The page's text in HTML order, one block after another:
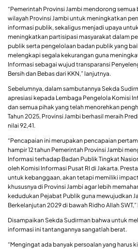
“Pemerintah Provinsi Jambi mendorong
wilayah Provinsi Jambi untuk meningkatkan
informasi publik, sekaligus menjadi upaya
meningkatkan partisipasi masyarakat dalam
publik serta pengelolaan badan publik yang
melengkapi segala kekurangan guna
Informasi sebagai wujud transparansi
Bersih dan Bebas dari KKN,” lanjutnya.
Sebelumnya, dalam sambutannya Sekda
apresiasi kepada Lembaga Pengelola Komisi
dan semua pihak yang telah menorehkan
Tahun 2025, Provinsi Jambi berhasil meraih
nilai 92,41.
“Pencapaian ini merupakan pencapaian
hampir 12 tahun Pemerintah Provinsi Jambi
Informasi terhadap Badan Publik Tingkat
oleh Komisi Informasi Pusat RI di Jakarta.
untuk kebanggaan, akan tetapi memiliki
khususnya di Provinsi Jambi agar lebih
kedudukan Pejabat Publik guna mewujudkan
Berkelanjutan 2029 di bawah Ridho Allah
Disampaikan Sekda Sudirman bahwa untuk
informasi ini tantangannya sangatlah berat.
“Mengingat ada banyak persoalan yang harus